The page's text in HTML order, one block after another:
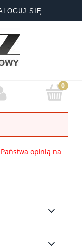
SIĘ
opinią na